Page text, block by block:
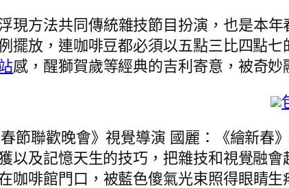
現方法共同傳統雜技節目扮演，也是本
擺放，連咖啡豆都必須以五點三比四點
感，醒獅賀歲等經典的吉利寄意，被奇妙
節聯歡晚會》視覺導演 國麗：《繪新春
以及記憶天生的技巧，把雜技和視覺融
咖啡館門口，被藍色傻氣光束照得眼睛